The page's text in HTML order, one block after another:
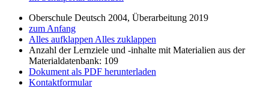
Oberschule Deutsch 2004, Überarbeitung 2019
zum Anfang
Alles aufklappen Alles zuklappen
Anzahl der Lernziele und -inhalte mit Materialien aus der
Materialdatenbank: 109
Dokument als PDF herunterladen
Kontaktformular